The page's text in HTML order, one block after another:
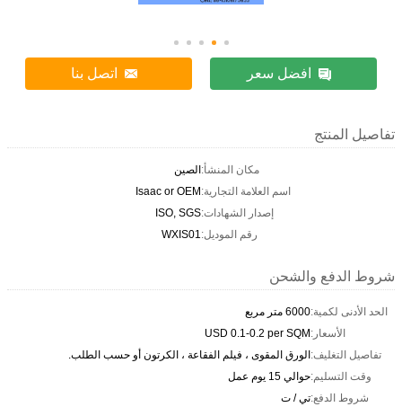
افضل سعر اتصل بنا
تفاصيل المنتج
مكان المنشأ:الصين
اسم العلامة التجارية:Isaac or OEM
إصدار الشهادات:ISO, SGS
رقم الموديل:WXIS01
شروط الدفع والشحن
الحد الأدنى لكمية:6000 متر مربع
الأسعار:USD 0.1-0.2 per SQM
تفاصيل التغليف:الورق المقوى ، فيلم الفقاعة ، الكرتون أو حسب الطلب.
وقت التسليم:حوالي 15 يوم عمل
شروط الدفع:تي / ت